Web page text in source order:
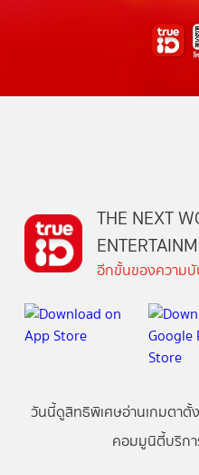
THE NEXT
อีกขั้นของความบั
วันนี้ดูสิทธิพิเศษอ่านเกมตาตั้ง
คอมมูนิตี้บริก